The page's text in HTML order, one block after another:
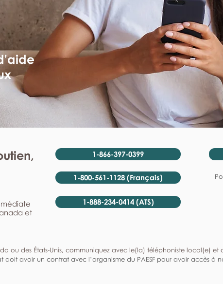
et
1-866-397-0399
1-800-561-1128 (Français)
1-888-234-0414 (ATS)
ou des États-Unis, communiquez avec le(la) téléphoniste local(e) et
doit avoir un contrat avec l’organisme du PAESF pour avoir accès à